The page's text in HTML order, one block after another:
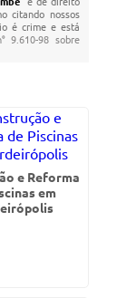
citando nossos
é crime e está
9.610-98 sobre
e Reforma
em